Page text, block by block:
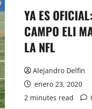
YA ES
CAMPO ELI
LA NFL
Alejandro Delfin
enero 23, 2020
2 minutes read